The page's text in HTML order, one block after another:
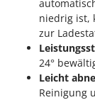
Verdemax
Vesco
Volpi
niedrig ist,
zur
24°
Leicht
Reinigung